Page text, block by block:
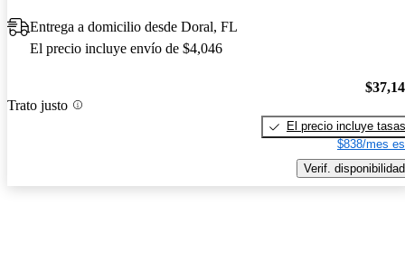
Entrega a domicilio desde Doral, FL
El precio incluye envío de $4,046
Trato justo
El precio incluye tasas
$838/mes
Verif. disponibilidad